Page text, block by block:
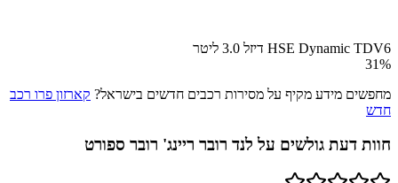
HSE Dynamic TDV6 דיזל 3.0 ליטר
31%
מחפשים מידע מקיף על מסירות רכבים חדשים בישראל? קארזון פרו רכב
חדש
חוות דעת גולשים על לנד רובר ריינג' רובר ספורט